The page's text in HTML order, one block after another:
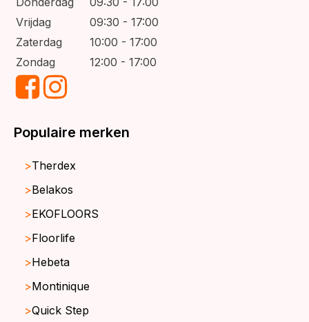
Vrijdag
09:30 - 17:00
Zaterdag
10:00 - 17:00
Zondag
12:00 - 17:00
Populaire merken
Therdex
Belakos
EKOFLOORS
Floorlife
Hebeta
Montinique
Quick Step